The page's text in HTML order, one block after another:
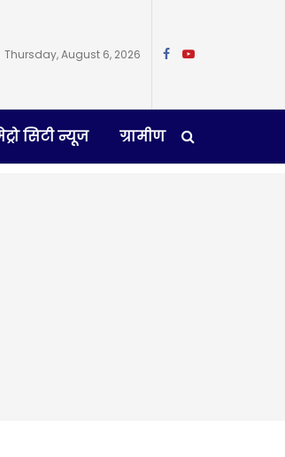
Thursday, August 6, 2026
सिटी न्यूज ग्रामीण